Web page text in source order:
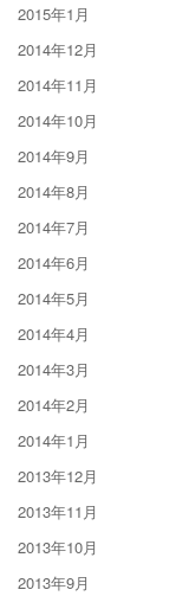
2015年1月
2014年12月
2014年11月
2014年10月
2014年9月
2014年8月
2014年7月
2014年6月
2014年5月
2014年4月
2014年3月
2014年2月
2014年1月
2013年12月
2013年11月
2013年10月
2013年9月